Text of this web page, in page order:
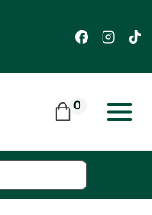
0